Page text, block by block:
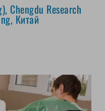
Chengdu Research
Китай